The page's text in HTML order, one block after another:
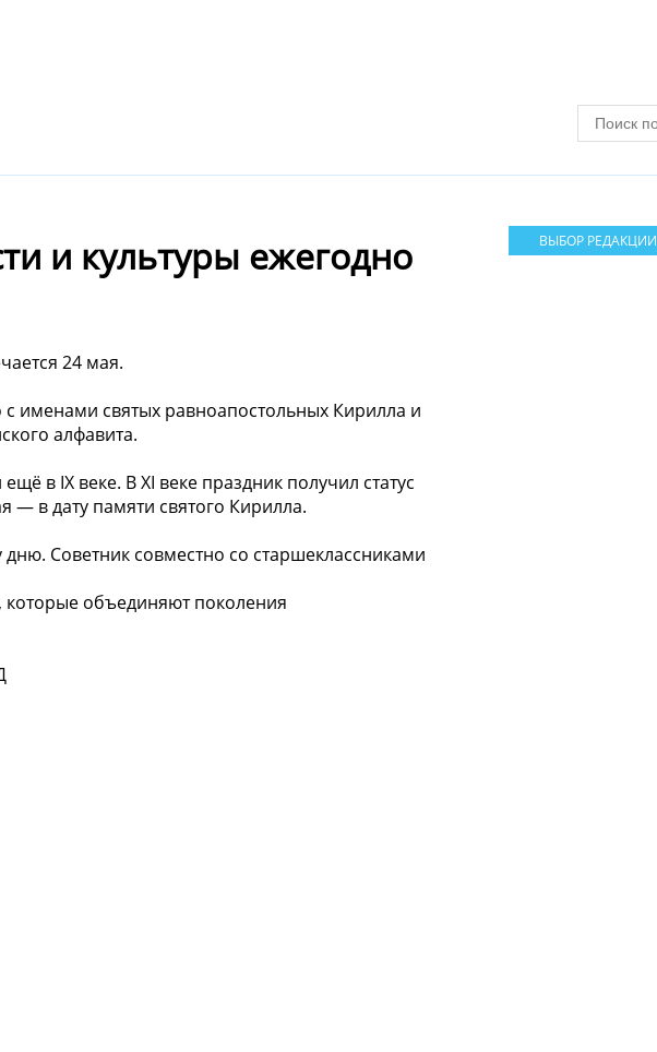
и культуры ежегодно
24 мая.
именами святых равноапостольных Кирилла и
алфавита.
в IX веке. В XI веке праздник получил статус
— в дату памяти святого Кирилла.
Советник совместно со старшеклассниками
объединяют поколения
ВЫБОР РЕДАКЦИИ